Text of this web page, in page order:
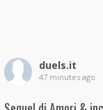
duels.it
47 minutes ago